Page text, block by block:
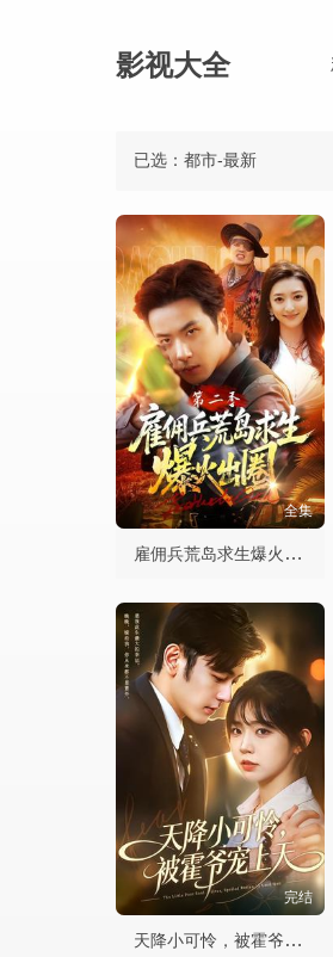
影视大全
已选：都市-最新
全集
雇佣兵荒岛求生爆火出圈第二季
完结
天降小可怜，被霍爷宠上天